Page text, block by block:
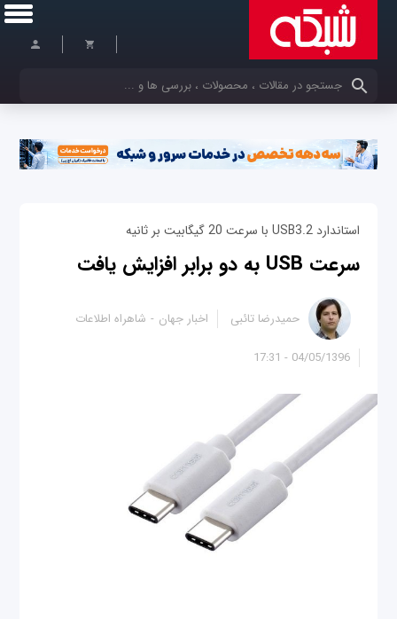
کلمات کلیدی خود را وارد کنید
استاندارد USB3.2 با سرعت 20 گیگابیت بر ثانیه
سرعت USB به دو برابر افزایش یافت
04/05/1396 - 17:31
حمیدرضا تائبی اخبار جهان شاهراه اطلاعات